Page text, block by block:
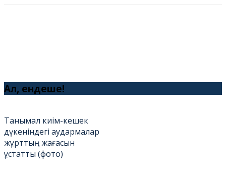
Ал, ендеше!
Танымал киім-кешек
дүкеніндегі аудармалар
жұрттың жағасын
ұстатты (фото)